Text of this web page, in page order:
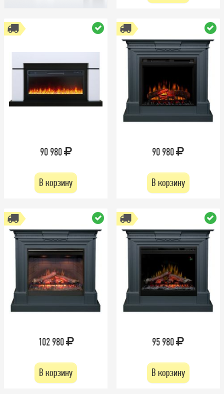
90 980
В корзину
90 980
В корзину
102 980
В корзину
95 980
В корзину